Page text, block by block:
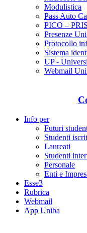
Modulistica
Pass Auto
PICO –
Presenze
Protocollo
Sistema
UP -
Webmail
Info per
Futuri
Studenti
Laureati
Studenti
Personale
Enti e
Esse3
Rubrica
Webmail
App Uniba